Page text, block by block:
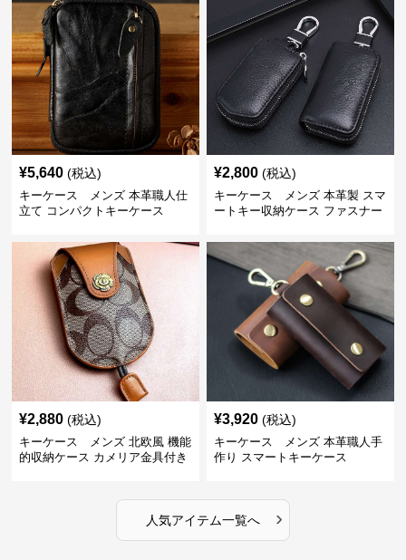
¥5,640 (税込)
キーケース メンズ 本革職人仕
立て コンパクトキーケース
¥2,800 (税込)
キーケース メンズ 本革製 スマ
ートキー収納ケース ファスナー
¥2,880 (税込)
キーケース メンズ 北欧風 機能
的収納ケース カメリア金具付き
¥3,920 (税込)
キーケース メンズ 本革職人手
作り スマートキーケース
人気アイテム一覧へ ›